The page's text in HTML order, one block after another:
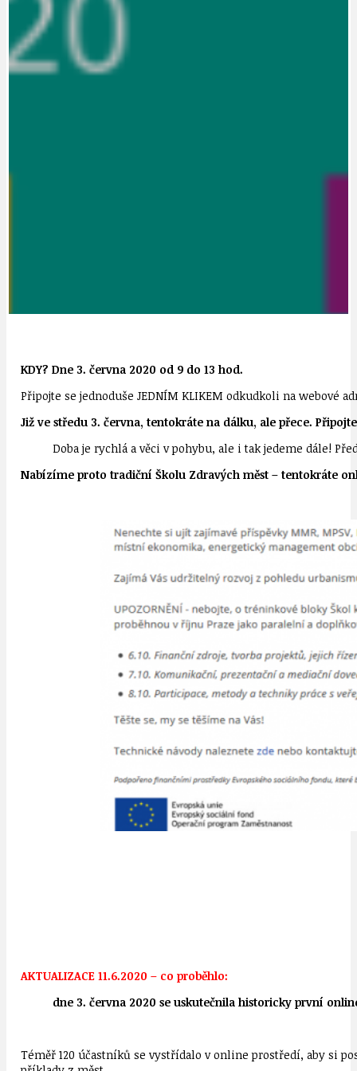
KDY? Dne 3. června 2020 od 9 do 13 hod.
Připojte se jednoduše JEDNÍM KLIKEM odkudkoli na webové
Již ve středu 3. června, tentokráte na dálku, ale přece.
Doba je rychlá a věci v pohybu, ale i tak jedeme dále!
Nabízíme proto tradiční Školu Zdravých měst – tentokráte
AKTUALIZACE 11.6.2020 – co proběhlo:
dne 3. června 2020 se uskutečnila historicky první
Téměř 120 účastníků se vystřídalo v online prostředí, aby si